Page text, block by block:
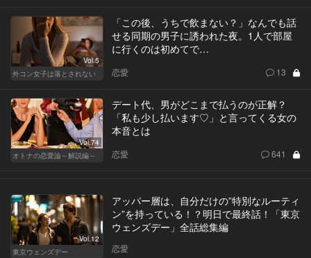
Vol.5
外コン女子は落とされない
「この後、うちで飲まない？」なんでも話
せる同期の男子に誘われた夜。1人で部屋
に行くのは初めてで…
恋愛 13
Vol.74
オトナの恋愛論～解説編～
デート代、男がどこまで払うのが正解？
「私も少し払います♡」と言ってくる女の
本音とは
恋愛 641
Vol.12
東京ウェンズデー
アッパー層は、自分だけの”特別なルーティ
ン”を持っている！？明日で最終話！「東京
ウェンズデー」全話総集編
恋愛